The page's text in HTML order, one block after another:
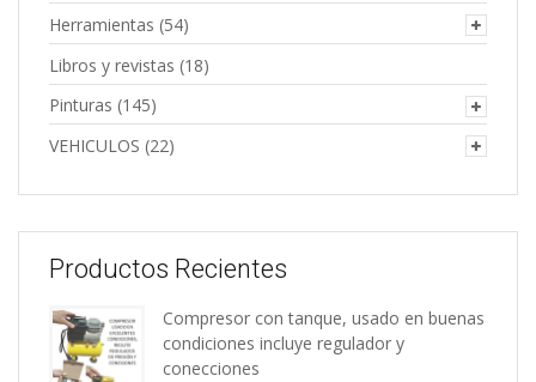
Herramientas (54)
Libros y revistas (18)
Pinturas (145)
VEHICULOS (22)
Productos Recientes
Compresor con tanque, usado en buenas
condiciones incluye regulador y
conecciones